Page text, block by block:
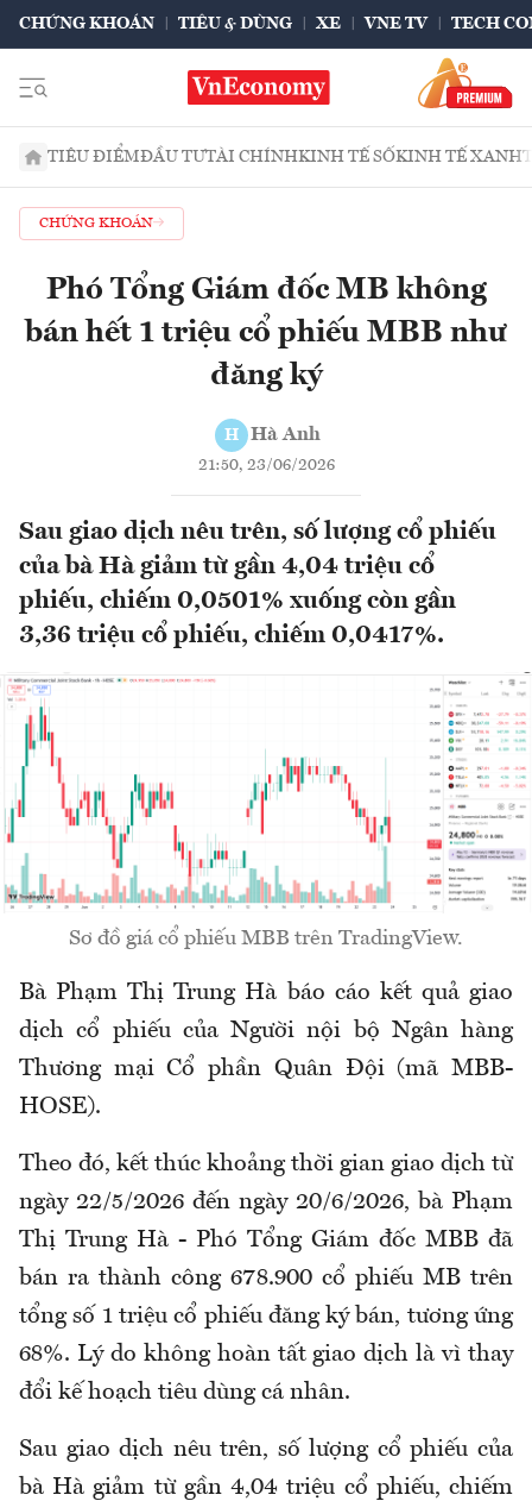
CHỨNG KHOÁN TIÊU & DÙNG XE VNE TV TECH
TIÊU ĐIỂMĐẦU TƯTÀI CHÍNHKINH TẾ SỐKINH TẾ XANH
CHỨNG KHOÁN
Phó Tổng Giám đốc MB không
bán hết 1 triệu cổ phiếu MBB như
đăng ký
H Hà Anh
21:50, 23/06/2026
Sau giao dịch nêu trên, số lượng cổ phiếu
của bà Hà giảm từ gần 4,04 triệu cổ
phiếu, chiếm 0,0501% xuống còn gần
3,36 triệu cổ phiếu, chiếm 0,0417%.
Sơ đồ giá cổ phiếu MBB trên TradingView.
Bà Phạm Thị Trung Hà báo cáo kết quả giao
dịch cổ phiếu của Người nội bộ Ngân hàng
Thương mại Cổ phần Quân Đội (mã MBB-
HOSE).
Theo đó, kết thúc khoảng thời gian giao dịch từ
ngày 22/5/2026 đến ngày 20/6/2026, bà Phạm
Thị Trung Hà - Phó Tổng Giám đốc MBB đã
bán ra thành công 678.900 cổ phiếu MB trên
tổng số 1 triệu cổ phiếu đăng ký bán, tương ứng
68%. Lý do không hoàn tất giao dịch là vì thay
đổi kế hoạch tiêu dùng cá nhân.
Sau giao dịch nêu trên, số lượng cổ phiếu của
bà Hà giảm từ gần 4,04 triệu cổ phiếu, chiếm